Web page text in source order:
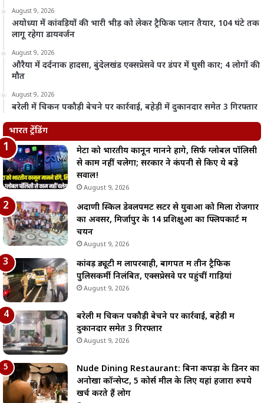
August 9, 2026
अयोध्या में कांवड़ियों की भारी भीड़ को लेकर ट्रैफिक प्लान तैयार, 104 घंटे तक
लागू रहेगा डायवर्जन
August 9, 2026
औरैया में दर्दनाक हादसा, बुंदेलखंड एक्सप्रेसवे पर डंपर में घुसी कार; 4 लोगों की
मौत
August 9, 2026
बरेली में चिकन पकौड़ी बेचने पर कार्रवाई, बहेड़ी में दुकानदार समेत 3 गिरफ्तार
भारत ट्रेंडिंग
मेटा को भारतीय कानून मानने होंगे, सिर्फ ग्लोबल पॉलिसी
से काम नहीं चलेगा; सरकार ने कंपनी से किए ये बड़े
सवाल!
August 9, 2026
अदाणी स्किल डेवलपमेंट सेंटर से युवाओं को मिला रोजगार
का अवसर, मिर्जापुर के 14 प्रशिक्षुओं का फ्लिपकार्ट में
चयन
August 9, 2026
कांवड़ ड्यूटी में लापरवाही, बागपत में तीन ट्रैफिक
पुलिसकर्मी निलंबित, एक्सप्रेसवे पर पहुंचीं गाड़ियां
August 9, 2026
बरेली में चिकन पकौड़ी बेचने पर कार्रवाई, बहेड़ी में
दुकानदार समेत 3 गिरफ्तार
August 9, 2026
Nude Dining Restaurant: बिना कपड़ों के डिनर का
अनोखा कॉन्सेप्ट, 5 कोर्स मील के लिए यहां हजारों रुपये
खर्च करते हैं लोग